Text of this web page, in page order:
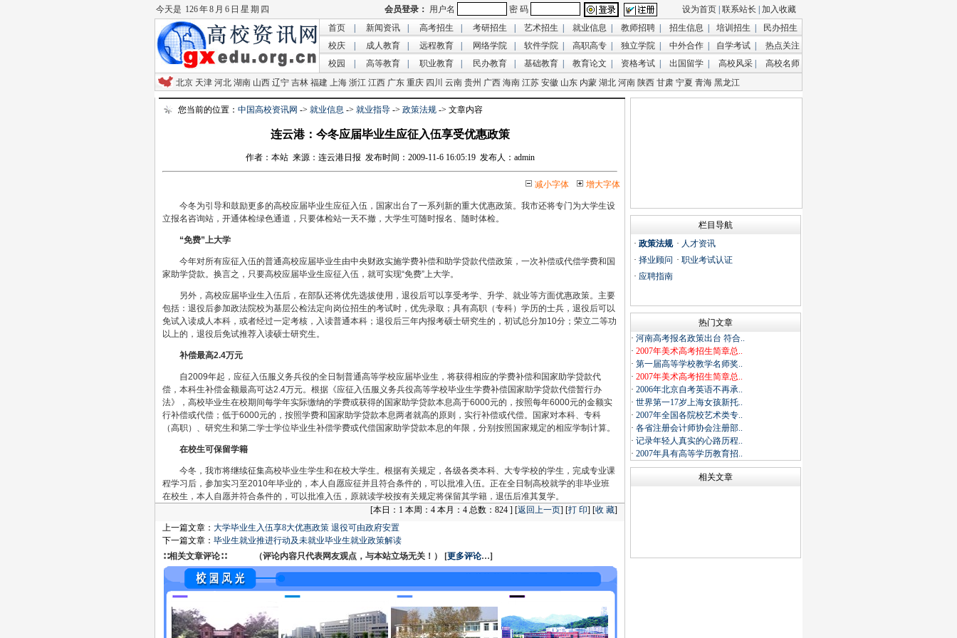
今天是 126 年 8 月 6 日 星 期 四 设为首页 联系站长
加入收藏
首页
新闻资讯 高考招生 考研招生 艺术招生 就业信息 教师招聘 招生信息 培训招生
民办招生
校庆
成人教育 远程教育 网络学院 软件学院 高职高专 独立学院 中外合作 自学考试
热点关注
校园
高等教育 职业教育 民办教育 基础教育 教育论文 资格考试 出国留学 高校风采
高校名师
北京 天津 河北 湖南 山西 辽宁 吉林 福建 上海 浙江 江西 广东 重庆 四川 云南 贵州 广西 海南 江苏 安徽 山东 内蒙 湖北 河南 陕西 甘肃 宁夏 青海 黑龙江
您当前的位置： 中国高校资讯网 -> 就业信息 -> 就业指导 -> 政策法规 -> 文章内容
连云港：今冬应届毕业生应征入伍享受优惠政策
作者：本站 来源：连云港日报 发布时间：2009-11-6 16:05:19 发布人：admin
减小字体 增大字体
今冬为引导和鼓励更多的高校应届毕业生应征入伍，国家出台了一系列新的重大优惠政策。我市还将专门为大学生设
立报名咨询站，开通体检绿色通道，只要体检站一天不撤，大学生可随时报名、随时体检。
“免费”上大学
今年对所有应征入伍的普通高校应届毕业生由中央财政实施学费补偿和助学贷款代偿政策，一次补偿或代偿学费和国
家助学贷款。换言之，只要高校应届毕业生应征入伍，就可实现“免费”上大学。
另外，高校应届毕业生入伍后，在部队还将优先选拔使用，退役后可以享受考学、升学、就业等方面优惠政策。主要
包括：退役后参加政法院校为基层公检法定向岗位招生的考试时，优先录取；具有高职（专科）学历的士兵，退役后可以
免试入读成人本科，或者经过一定考核，入读普通本科；退役后三年内报考硕士研究生的，初试总分加10分；荣立二等功
以上的，退役后免试推荐入读硕士研究生。
补偿最高2.4万元
自2009年起，应征入伍服义务兵役的全日制普通高等学校应届毕业生，将获得相应的学费补偿和国家助学贷款代
偿，本科生补偿金额最高可达2.4万元。根据《应征入伍服义务兵役高等学校毕业生学费补偿国家助学贷款代偿暂行办
法》，高校毕业生在校期间每学年实际缴纳的学费或获得的国家助学贷款本息高于6000元的，按照每年6000元的金额实
行补偿或代偿；低于6000元的，按照学费和国家助学贷款本息两者就高的原则，实行补偿或代偿。国家对本科、专科
（高职）、研究生和第二学士学位毕业生补偿学费或代偿国家助学贷款本息的年限，分别按照国家规定的相应学制计算。
在校生可保留学籍
今冬，我市将继续征集高校毕业生学生和在校大学生。根据有关规定，各级各类本科、大专学校的学生，完成专业课
程学习后，参加实习至2010年毕业的，本人自愿应征并且符合条件的，可以批准入伍。正在全日制高校就学的非毕业班
在校生，本人自愿并符合条件的，可以批准入伍，原就读学校按有关规定将保留其学籍，退伍后准其复学。
[本日：1 本周：4 本月：4 总数：824 ] [返回上一页] [打 印] [收 藏]
上一篇文章： 大学毕业生入伍享8大优惠政策 退役可由政府安置
下一篇文章： 毕业生就业推进行动及未就业毕业生就业政策解读
∷相关文章评论∷ （评论内容只代表网友观点，与本站立场无关！） [更多评论…]
栏目导航
· 政策法规 · 人才资讯
· 择业顾问 · 职业考试认证
· 应聘指南
热门文章
· 河南高考报名政策出台 符合..
· 2007年美术高考招生简章总..
· 第一届高等学校教学名师奖..
· 2007年美术高考招生简章总..
· 2006年北京自考英语不再承..
· 世界第一17岁上海女孩新托..
· 2007年全国各院校艺术类专..
· 各省注册会计师协会注册部..
· 记录年轻人真实的心路历程..
· 2007年具有高等学历教育招..
相关文章